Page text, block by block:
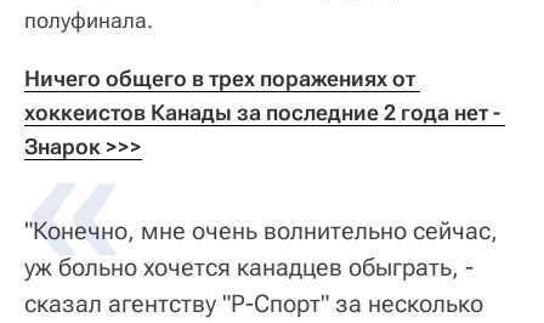
полуфинала.
Ничего общего в трех поражениях от
хоккеистов Канады за последние 2 года нет -
Знарок >>>
"Конечно, мне очень волнительно сейчас,
уж больно хочется канадцев обыграть, -
сказал агентству "Р-Спорт" за несколько